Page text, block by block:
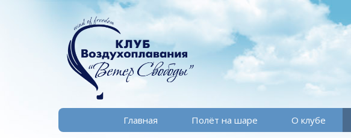
Главная Полёт на шаре О клубе